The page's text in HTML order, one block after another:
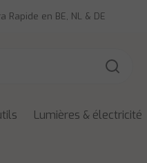
Rapide en BE, NL & DE
Lumières & électricité